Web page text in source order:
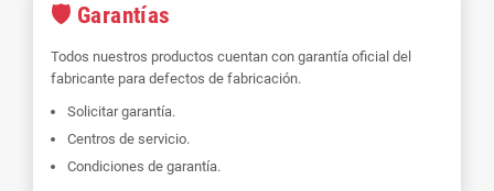
🛡 Garantías
Todos nuestros productos cuentan con garantía oficial del
fabricante para defectos de fabricación.
Solicitar garantía.
Centros de servicio.
Condiciones de garantía.